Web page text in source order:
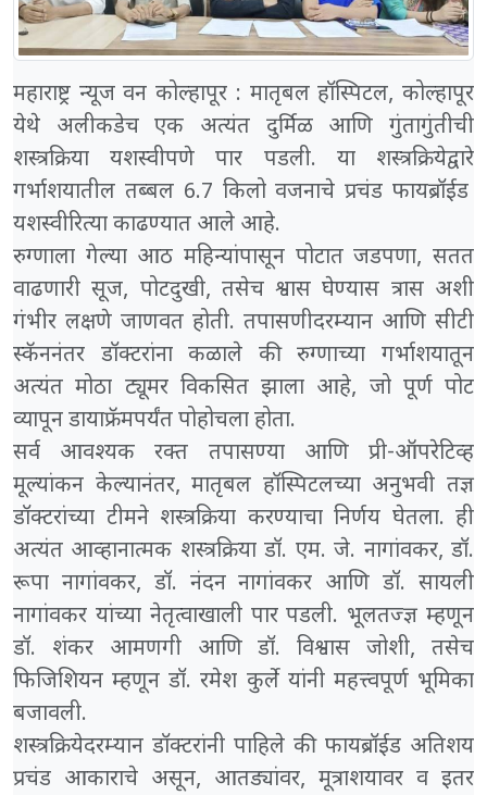
महाराष्ट्र न्यूज वन कोल्हापूर : मातृबल हॉस्पिटल, कोल्हापूर
येथे अलीकडेच एक अत्यंत दुर्मिळ आणि गुंतागुंतीची
शस्त्रक्रिया यशस्वीपणे पार पडली. या शस्त्रक्रियेद्वारे
गर्भाशयातील तब्बल 6.7 किलो वजनाचे प्रचंड फायब्रॉईड
यशस्वीरित्या काढण्यात आले आहे.
रुग्णाला गेल्या आठ महिन्यांपासून पोटात जडपणा, सतत
वाढणारी सूज, पोटदुखी, तसेच श्वास घेण्यास त्रास अशी
गंभीर लक्षणे जाणवत होती. तपासणीदरम्यान आणि सीटी
स्कॅननंतर डॉक्टरांना कळाले की रुग्णाच्या गर्भाशयातून
अत्यंत मोठा ट्यूमर विकसित झाला आहे, जो पूर्ण पोट
व्यापून डायाफ्रॅमपर्यंत पोहोचला होता.
सर्व आवश्यक रक्त तपासण्या आणि प्री-ऑपरेटिव्ह
मूल्यांकन केल्यानंतर, मातृबल हॉस्पिटलच्या अनुभवी तज्ञ
डॉक्टरांच्या टीमने शस्त्रक्रिया करण्याचा निर्णय घेतला. ही
अत्यंत आव्हानात्मक शस्त्रक्रिया डॉ. एम. जे. नागांवकर, डॉ.
रूपा नागांवकर, डॉ. नंदन नागांवकर आणि डॉ. सायली
नागांवकर यांच्या नेतृत्वाखाली पार पडली. भूलतज्ज्ञ म्हणून
डॉ. शंकर आमणगी आणि डॉ. विश्वास जोशी, तसेच
फिजिशियन म्हणून डॉ. रमेश कुर्ले यांनी महत्त्वपूर्ण भूमिका
बजावली.
शस्त्रक्रियेदरम्यान डॉक्टरांनी पाहिले की फायब्रॉईड अतिशय
प्रचंड आकाराचे असून, आतड्यांवर, मूत्राशयावर व इतर